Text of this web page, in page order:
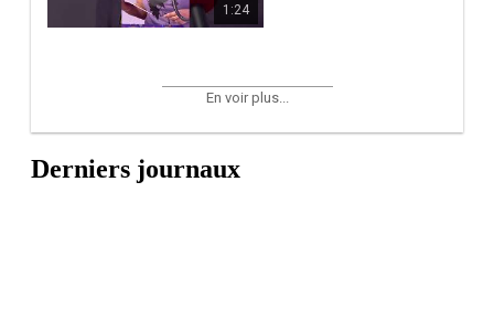
1:24
En voir plus...
Derniers journaux